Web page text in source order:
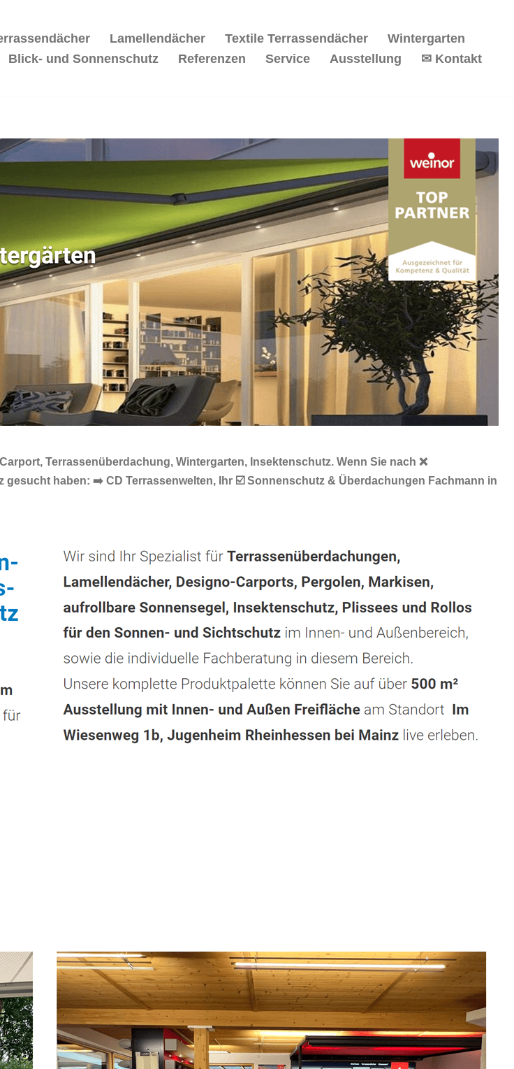
Lamellendächer Textile Terrassendächer
Wintergarten
Blick- und Sonnenschutz Referenzen Service Ausstellung ✉ Kontakt
Terrassenüberdachung, Wintergarten, Insektenschutz. Wenn Sie nach ❌
haben: ➡️ CD Terrassenwelten, Ihr ☑️ Sonnenschutz & Überdachungen Fachmann in